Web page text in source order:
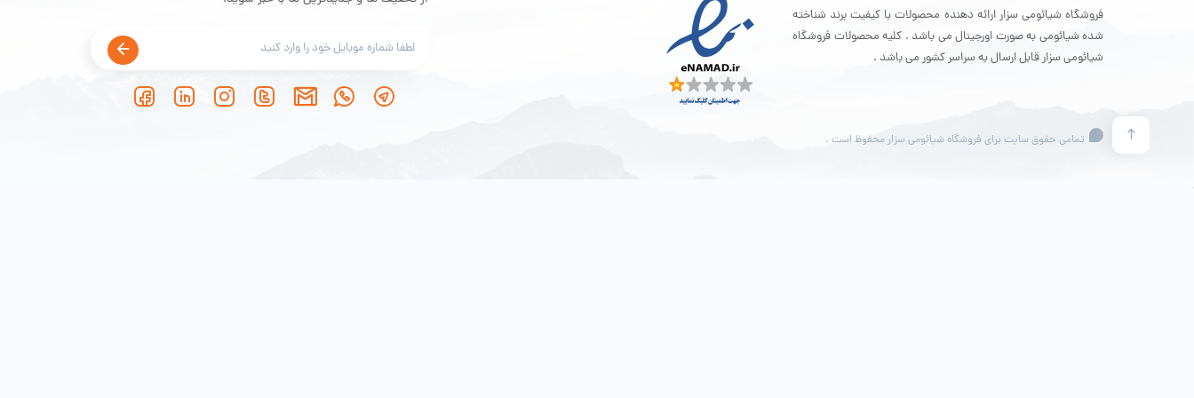
فروشگاه شیائومی سزار ارائه دهنده محصولات با کیفیت برند شناخته
شده شیائومی به صورت اورجینال می باشد . کلیه محصولات فروشگاه
شیائومی سزار قابل ارسال به سراسر کشور می باشد .
تمامی حقوق سایت برای فروشگاه شیائومی سزار محفوظ است .